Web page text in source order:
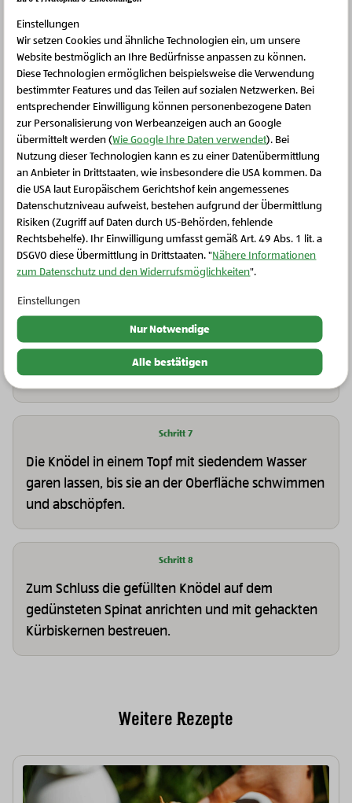
die Champignons hinzufügen und goldbraun
anbraten. Mit Salz und Pfeffer abschmecken.
Schritt 5
In einem Topf ebenfalls Öl erhitzen und darin die
andere Hälfte des Zwiebels und des Knoblauchs
anschwitzen. Als nächstes etwas Wasser sowie den
Blattspinat hinzufügen und zugedeckt einige
Minuten dünsten lassen bis dieser gar ist.
Mit feuchten Händen kleine Stücke vom
Kartoffelteig entnehmen und jeweils eine kleine
Mulde bilden. Diese nun mit jeweils einem Esslöffel
der Tofu-Champignon-Mischung füllen,
verschließen und zu runden Knödel formen.
Schritt 7
Die Knödel in einem Topf mit siedendem Wasser
garen lassen, bis sie an der Oberfläche schwimmen
und abschöpfen.
Schritt 8
Zum Schluss die gefüllten Knödel auf dem
gedünsteten Spinat anrichten und mit gehackten
Kürbiskernen bestreuen.
Weitere Rezepte
Schließen Sie dieses Feld
Einstellungen
Wir setzen Cookies und ähnliche Technologien ein, um unsere
Website bestmöglich an Ihre Bedürfnisse anpassen zu können.
Diese Technologien ermöglichen beispielsweise die Verwendung
bestimmter Features und das Teilen auf sozialen Netzwerken. Bei
entsprechender Einwilligung können personenbezogene Daten
zur Personalisierung von Werbeanzeigen auch an Google
übermittelt werden (Wie Google Ihre Daten verwendet). Bei
Nutzung dieser Technologien kann es zu einer Datenübermittlung
an Anbieter in Drittstaaten, wie insbesondere die USA kommen. Da
die USA laut Europäischem Gerichtshof kein angemessenes
Datenschutzniveau aufweist, bestehen aufgrund der Übermittlung
Risiken (Zugriff auf Daten durch US-Behörden, fehlende
Rechtsbehelfe). Ihr Einwilligung umfasst gemäß Art. 49 Abs. 1 lit. a
DSGVO diese Übermittlung in Drittstaaten. "Nähere Informationen
zum Datenschutz und den Widerrufsmöglichkeiten".
Einstellungen
Nur Notwendige
Alle bestätigen